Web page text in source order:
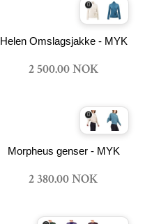
Helen Omslagsjakke - MYK
2 500.00 NOK
Morpheus genser - MYK
2 380.00 NOK